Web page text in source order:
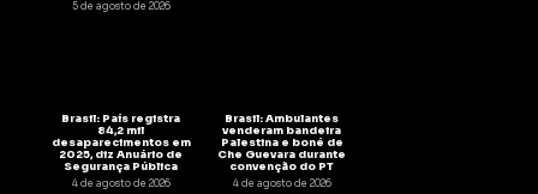
5 de agosto de 2026
Brasil: País registra
84,2 mil
desaparecimentos em
2025, diz Anuário de
Segurança Pública
4 de agosto de 2026
Brasil: Ambulantes
venderam bandeira
Palestina e boné de
Che Guevara durante
convenção do PT
4 de agosto de 2026